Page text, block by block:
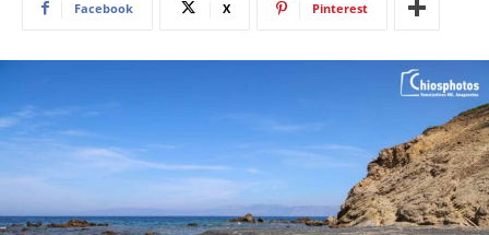
Facebook X Pinterest